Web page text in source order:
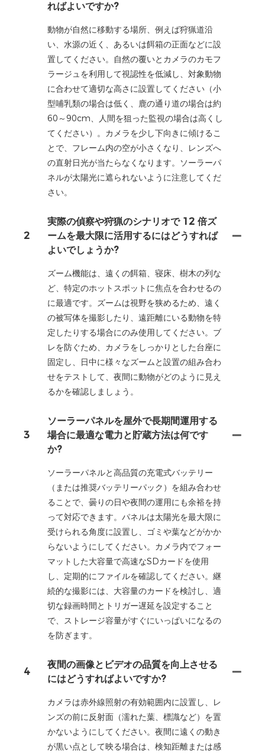
ればよいですか?
動物が自然に移動する場所、例えば狩猟道沿
い、水源の近く、あるいは餌箱の正面などに設
置してください。自然の覆いとカメラのカモフ
ラージュを利用して視認性を低減し、対象動物
に合わせて適切な高さに設置してください（小
型哺乳類の場合は低く、鹿の通り道の場合は約
60～90cm、人間を狙った監視の場合は高くし
てください）。カメラを少し下向きに傾けるこ
とで、フレーム内の空が小さくなり、レンズへ
の直射日光が当たらなくなります。ソーラーパ
ネルが太陽光に遮られないように注意してくだ
さい。
2
実際の偵察や狩猟のシナリオで 12 倍ズ
ームを最大限に活用するにはどうすれば
よいでしょうか?
ズーム機能は、遠くの餌箱、寝床、樹木の列な
ど、特定のホットスポットに焦点を合わせるの
に最適です。ズームは視野を狭めるため、遠く
の被写体を撮影したり、遠距離にいる動物を特
定したりする場合にのみ使用してください。ブ
レを防ぐため、カメラをしっかりとした台座に
固定し、日中に様々なズームと設置の組み合わ
せをテストして、夜間に動物がどのように見え
るかを確認しましょう。
3
ソーラーパネルを屋外で長期間運用する
場合に最適な電力と貯蔵方法は何です
か?
ソーラーパネルと高品質の充電式バッテリー
（または推奨バッテリーパック）を組み合わせ
ることで、曇りの日や夜間の運用にも余裕を持
って対応できます。パネルは太陽光を最大限に
受けられる角度に設置し、ゴミや葉などがかか
らないようにしてください。カメラ内でフォー
マットした大容量で高速なSDカードを使用
し、定期的にファイルを確認してください。継
続的な撮影には、大容量のカードを検討し、適
切な録画時間とトリガー遅延を設定すること
で、ストレージ容量がすぐにいっぱいになるの
を防ぎます。
4
夜間の画像とビデオの品質を向上させる
にはどうすればよいですか?
カメラは赤外線照射の有効範囲内に設置し、レ
ンズの前に反射面（濡れた葉、標識など）を置
かないようにしてください。夜間に遠くの動き
が黒い点として映る場合は、検知距離または感